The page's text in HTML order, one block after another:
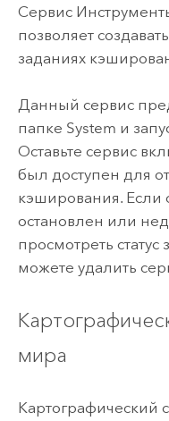
Сервис
позволяет
заданиях
Данный сервис
папке System и
Оставьте сервис
был доступен для
кэширования. Если
остановлен или
просмотреть
можете удалить
мира
Картографический